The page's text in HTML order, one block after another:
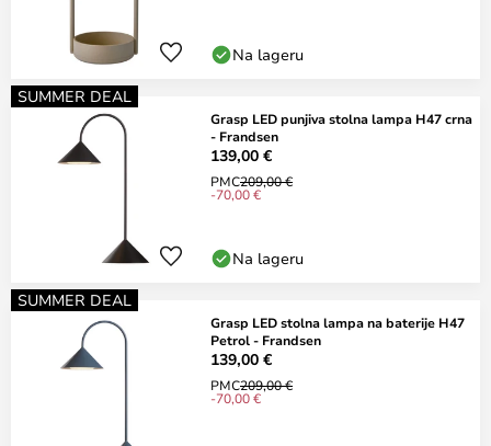
Na lageru
SUMMER DEAL
Grasp LED punjiva stolna lampa H47 crna
- Frandsen
139,00 €
PMC209,00 €
-70,00 €
Na lageru
SUMMER DEAL
Grasp LED stolna lampa na baterije H47
Petrol - Frandsen
139,00 €
PMC209,00 €
-70,00 €